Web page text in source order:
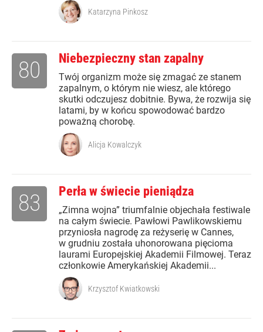
Katarzyna Pinkosz
Niebezpieczny stan zapalny
Twój organizm może się zmagać ze stanem
zapalnym, o którym nie wiesz, ale którego
skutki odczujesz dobitnie. Bywa, że rozwija się
latami, by w końcu spowodować bardzo
poważną chorobę.
80
Alicja Kowalczyk
Perła w świecie pieniądza
„Zimna wojna” triumfalnie objechała festiwale
na całym świecie. Pawłowi Pawlikowskiemu
przyniosła nagrodę za reżyserię w Cannes,
w grudniu została uhonorowana pięcioma
laurami Europejskiej Akademii Filmowej. Teraz
członkowie Amerykańskiej Akademii...
83
Krzysztof Kwiatkowski